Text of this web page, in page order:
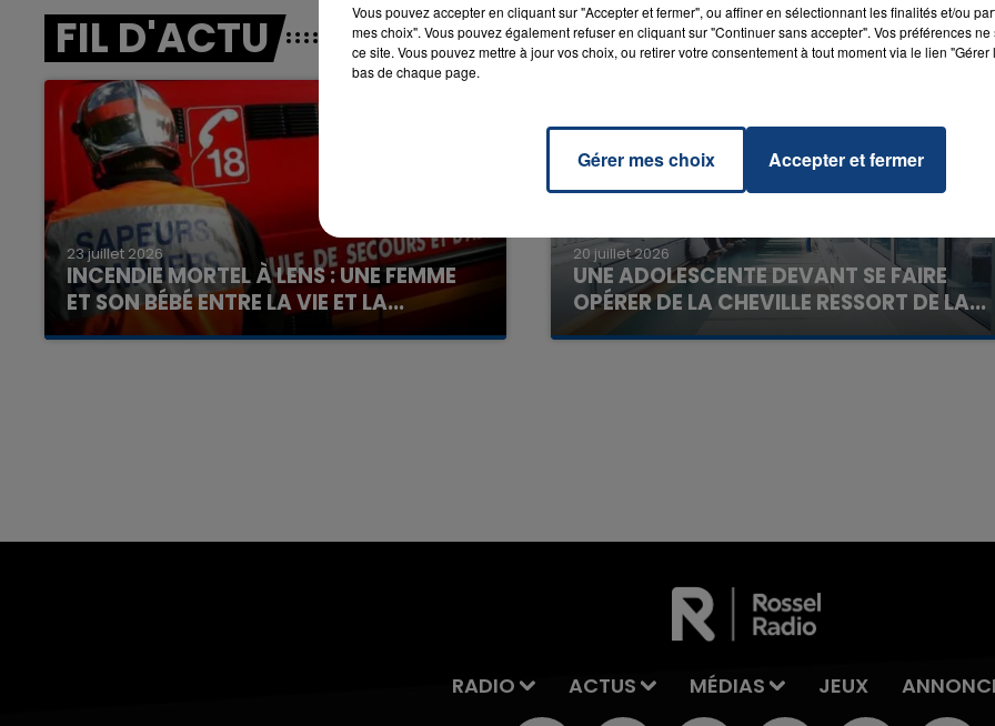
FIL D'ACTU
23 juillet 2026
INCENDIE MORTEL À LENS : UNE FEMME
ET SON BÉBÉ ENTRE LA VIE ET LA...
Un homme s'est immolé par le feu après avoir
20 juillet 2026
UNE ADOLESCENTE DEVANT SE FAIRE
OPÉRER DE LA CHEVILLE RESSORT DE LA...
La famille a porté plainte contre la clinique qui a
RADIO ACTUS MÉDIAS JEUX
Vous pouvez accepter en cliquant sur "Accepter et fermer", ou affiner en sélectionnant les finalités et/ou
mes choix". Vous pouvez également refuser en cliquant sur "Continuer sans accepter". Vos préférences
ce site. Vous pouvez mettre à jour vos choix, ou retirer votre consentement à tout moment via le lien
bas de chaque page.
Gérer mes choix Accepter et fermer